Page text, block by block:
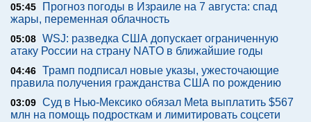
05:45
Прогноз погоды в Израиле на 7 августа: спад
жары, переменная облачность
05:08 WSJ: разведка США допускает ограниченную
атаку России на страну NATO в ближайшие годы
04:46 Трамп подписал новые указы, ужесточающие
правила получения гражданства США по рождению
03:09 Суд в Нью-Мексико обязал Meta выплатить $567
млн на помощь подросткам и лимитировать соцсети